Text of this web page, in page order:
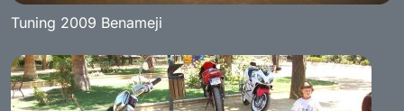
Tuning 2009 Benameji